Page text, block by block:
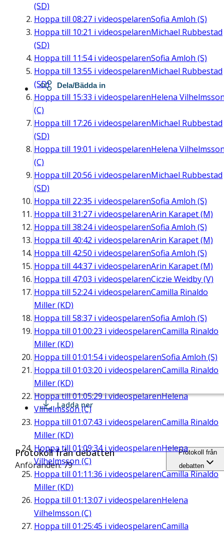
(SD)
Hoppa till 08:27 i videospelarenSofia Amloh (S)
Hoppa till 10:21 i videospelarenMichael Rubbestad
(SD)
Hoppa till 11:54i videospelarenSofia Amloh (S)
Hoppa till 13:55 i videospelarenMichael Rubbestad
(SD)
Hoppa till 15:33 i videospelarenHelena
(C)
Hoppa till 17:26 i videospelarenMichael Rubbestad
(SD)
Hoppa till 19:01 i videospelarenHelena
(C)
Hoppa till 20:56 i videospelarenMichael Rubbestad
(SD)
Hoppa till 22:35 i videospelarenSofia Amloh (S)
Hoppa till 31:27 i videospelarenArin Karapet (M)
Hoppa till 38:24i videospelarenSofia Amloh (S)
Hoppa till 40:42 i videospelarenArin Karapet (M)
Hoppa till 42:50 i videospelarenSofia Amloh (S)
Hoppa till 44:37 i videospelarenArin Karapet (M)
Hoppa till 47:03 i videospelarenCiczie Weidby (V)
Hoppa till 52:24i videospelarenCamilla Rinaldo
Miller (KD)
Hoppa till 58:37 i videospelarenSofia Amloh (S)
Hoppa till 01:00:23 i videospelarenCamilla Rinaldo
Miller (KD)
Hoppa till 01:01:54i videospelarenSofia Amloh (S)
Hoppa till 01:03:20 i videospelarenCamilla Rinaldo
Miller (KD)
Hoppa till01:05:29i videospelarenHelena
Vilhelmsson (C)
Hoppa till 01:07:43 i videospelarenCamilla Rinaldo
Miller (KD)
Hoppa till 01:09:34i videospelarenHelena
Vilhelmsson (C)
Hoppa till 01:11:36 i videospelarenCamilla Rinaldo
Miller (KD)
Hoppa till 01:13:07 i videospelarenHelena
Vilhelmsson (C)
Hoppa till 01:25:45 i videospelarenCamilla
Dela/Bädda in
Ladda ner
Protokoll från debatten
Anföranden: 79
Protokoll från
debatten